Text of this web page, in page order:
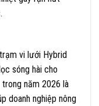
vi lưới Hybrid
sóng hài cho
trong năm 2026 là
doanh nghiệp nông